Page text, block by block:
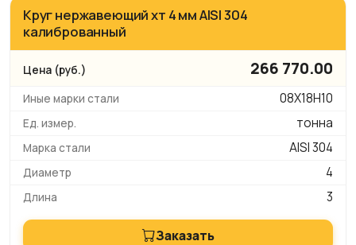
Круг нержавеющий хт 4 мм AISI 304
калиброванный
266 770.00
08Х18Н10
тонна
AISI 304
4
3
Заказать